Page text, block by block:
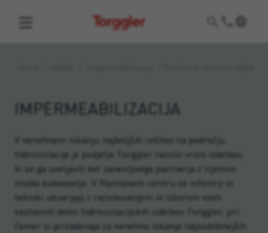
Torggler
IMPERMEABILIZACIJA
V nenehnem iskanju najboljših rešitev na področju
hidroizolacije je podjetje Torggler razvilo vrsto izdelkov,
ki so ga uveljavili kot zanesljivega partnerja z izjemno
visoko kakovostjo. V Razvojnem centru se inženirji in
tehniki ukvarjajo z raziskovanjem in izborom vseh
sestavnih delov hidroizolacijskih izdelkov Torggler, pri
čemer si prizadevajo za nenehno iskanje najsodobnejših